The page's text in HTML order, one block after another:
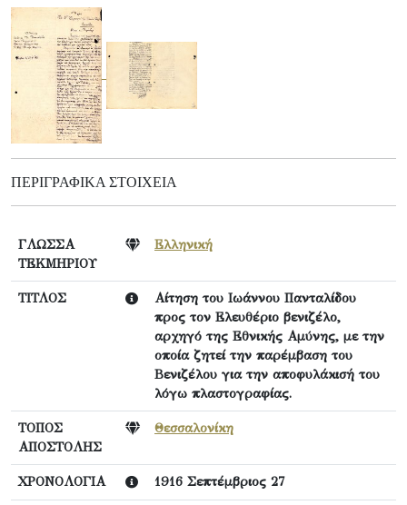
ΠΕΡΙΓΡΑΦΙΚΆ ΣΤΟΙΧΕΊΑ
ΓΛΩΣΣΑ
ΤΕΚΜΗΡΙΟΥ
Ελληνική
ΤΙΤΛΟΣ
Αίτηση του Ιωάννου Πανταλίδου
προς τον Ελευθέριο βενιζέλο,
αρχηγό της Εθνικής Αμύνης, με την
οποία ζητεί την παρέμβαση του
Βενιζέλου για την αποφυλάκισή του
λόγω πλαστογραφίας.
ΤΟΠΟΣ
ΑΠΟΣΤΟΛΗΣ
Θεσσαλονίκη
ΧΡΟΝΟΛΟΓΙΑ 1916 Σεπτέμβριος 27